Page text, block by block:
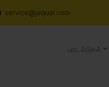
service@jaquar.com
புராடக்டுகள்